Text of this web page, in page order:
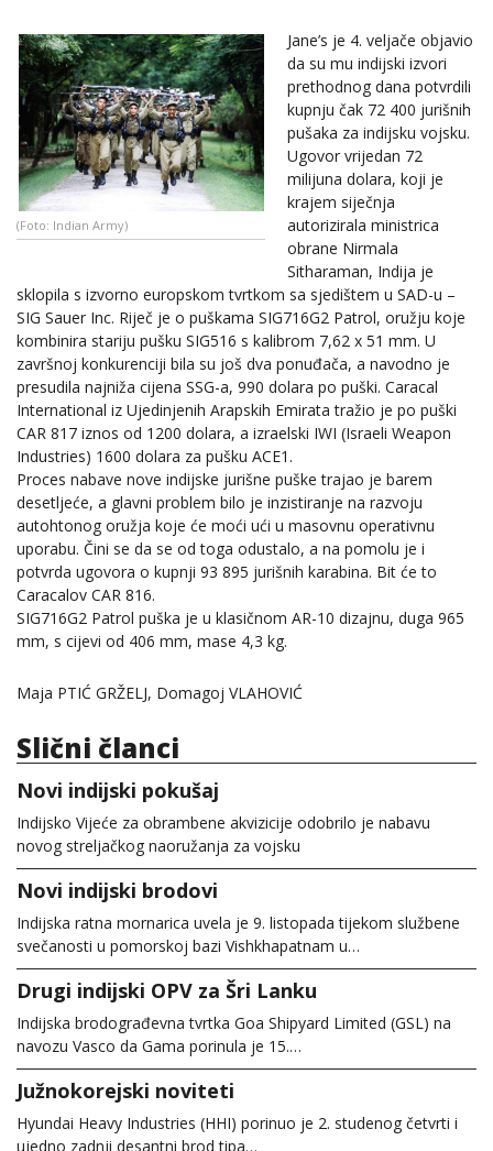
(Foto: Indian Army)
Jane’s je 4. veljače objavio
da su mu indijski izvori
prethodnog dana potvrdili
kupnju čak 72 400 jurišnih
pušaka za indijsku vojsku.
Ugovor vrijedan 72
milijuna dolara, koji je
krajem siječnja
autorizirala ministrica
obrane Nirmala
Sitharaman, Indija je
sklopila s izvorno europskom tvrtkom sa sjedištem u SAD-u –
SIG Sauer Inc. Riječ je o puškama SIG716G2 Patrol, oružju koje
kombinira stariju pušku SIG516 s kalibrom 7,62 x 51 mm. U
završnoj konkurenciji bila su još dva ponuđača, a navodno je
presudila najniža cijena SSG-a, 990 dolara po puški. Caracal
International iz Ujedinjenih Arapskih Emirata tražio je po puški
CAR 817 iznos od 1200 dolara, a izraelski IWI (Israeli Weapon
Industries) 1600 dolara za pušku ACE1.
Proces nabave nove indijske jurišne puške trajao je barem
desetljeće, a glavni problem bilo je inzistiranje na razvoju
autohtonog oružja koje će moći ući u masovnu operativnu
uporabu. Čini se da se od toga odustalo, a na pomolu je i
potvrda ugovora o kupnji 93 895 jurišnih karabina. Bit će to
Caracalov CAR 816.
SIG716G2 Patrol puška je u klasičnom AR-10 dizajnu, duga 965
mm, s cijevi od 406 mm, mase 4,3 kg.
Maja PTIĆ GRŽELJ, Domagoj VLAHOVIĆ
Slični članci
Novi indijski pokušaj
Indijsko Vijeće za obrambene akvizicije odobrilo je nabavu
novog streljačkog naoružanja za vojsku
Novi indijski brodovi
Indijska ratna mornarica uvela je 9. listopada tijekom službene
svečanosti u pomorskoj bazi Vishkhapatnam u…
Drugi indijski OPV za Šri Lanku
Indijska brodograđevna tvrtka Goa Shipyard Limited (GSL) na
navozu Vasco da Gama porinula je 15.…
Južnokorejski noviteti
Hyundai Heavy Industries (HHI) porinuo je 2. studenog četvrti i
ujedno zadnji desantni brod tipa…